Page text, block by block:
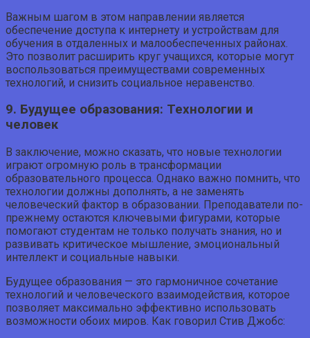
Важным шагом в этом направлении является
обеспечение доступа к интернету и устройствам для
обучения в отдаленных и малообеспеченных районах.
Это позволит расширить круг учащихся, которые могут
воспользоваться преимуществами современных
технологий, и снизить социальное неравенство.
9. Будущее образования: Технологии и
человек
В заключение, можно сказать, что новые технологии
играют огромную роль в трансформации
образовательного процесса. Однако важно помнить, что
технологии должны дополнять, а не заменять
человеческий фактор в образовании. Преподаватели по-
прежнему остаются ключевыми фигурами, которые
помогают студентам не только получать знания, но и
развивать критическое мышление, эмоциональный
интеллект и социальные навыки.
Будущее образования — это гармоничное сочетание
технологий и человеческого взаимодействия, которое
позволяет максимально эффективно использовать
возможности обоих миров. Как говорил Стив Джобс: